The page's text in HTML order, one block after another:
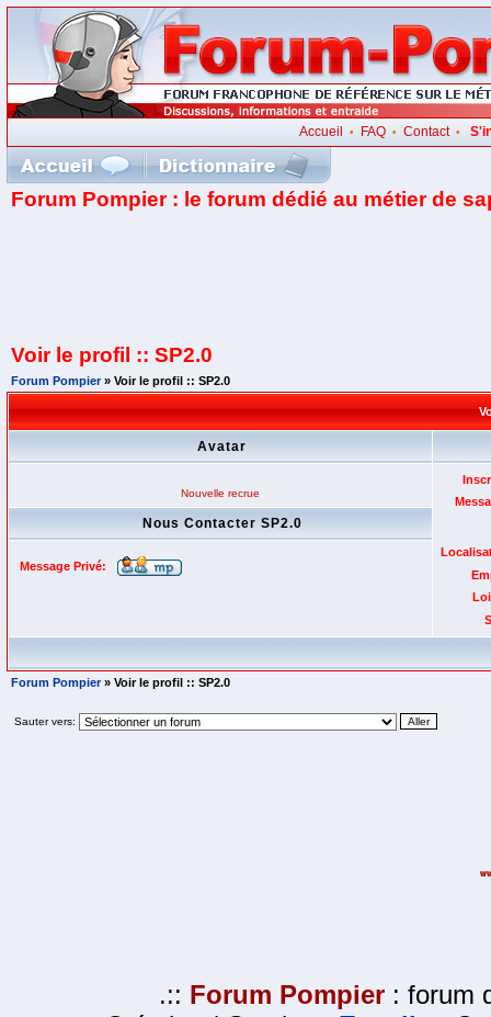
Accueil • FAQ •Contact•
Forum Pompier : le forum dédié au métier de
Voir le profil :: SP2.0
Forum Pompier» Voir le profil :: SP2.0
Avatar
Nouvelle recrue
Nous Contacter SP2.0
Message Privé:
Forum Pompier» Voir le profil :: SP2.0
Sauter vers:
.:: Forum Pompier : forum